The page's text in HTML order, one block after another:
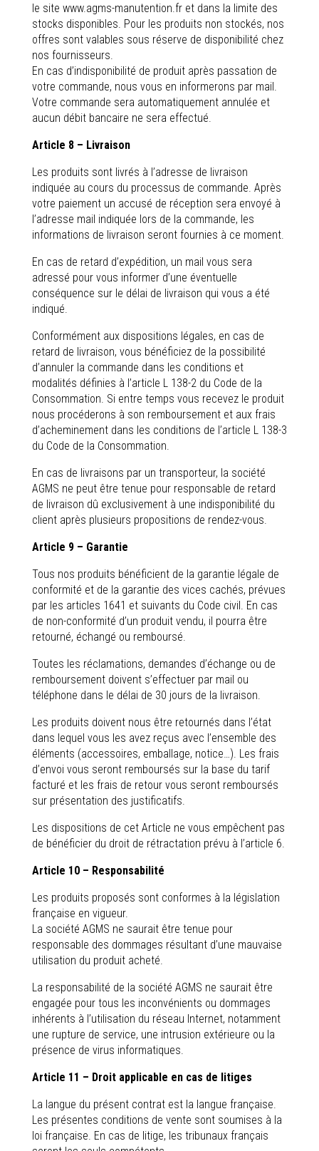
le site www.agms-manutention.fr et dans la limite des
stocks disponibles. Pour les produits non stockés, nos
offres sont valables sous réserve de disponibilité chez
nos fournisseurs.
En cas d’indisponibilité de produit après passation de
votre commande, nous vous en informerons par mail.
Votre commande sera automatiquement annulée et
aucun débit bancaire ne sera effectué.
Article 8 – Livraison
Les produits sont livrés à l’adresse de livraison
indiquée au cours du processus de commande. Après
votre paiement un accusé de réception sera envoyé à
l’adresse mail indiquée lors de la commande, les
informations de livraison seront fournies à ce moment.
En cas de retard d’expédition, un mail vous sera
adressé pour vous informer d’une éventuelle
conséquence sur le délai de livraison qui vous a été
indiqué.
Conformément aux dispositions légales, en cas de
retard de livraison, vous bénéficiez de la possibilité
d’annuler la commande dans les conditions et
modalités définies à l’article L 138-2 du Code de la
Consommation. Si entre temps vous recevez le produit
nous procéderons à son remboursement et aux frais
d’acheminement dans les conditions de l’article L 138-3
du Code de la Consommation.
En cas de livraisons par un transporteur, la société
AGMS ne peut être tenue pour responsable de retard
de livraison dû exclusivement à une indisponibilité du
client après plusieurs propositions de rendez-vous.
Article 9 – Garantie
Tous nos produits bénéficient de la garantie légale de
conformité et de la garantie des vices cachés, prévues
par les articles 1641 et suivants du Code civil. En cas
de non-conformité d’un produit vendu, il pourra être
retourné, échangé ou remboursé.
Toutes les réclamations, demandes d’échange ou de
remboursement doivent s’effectuer par mail ou
téléphone dans le délai de 30 jours de la livraison.
Les produits doivent nous être retournés dans l’état
dans lequel vous les avez reçus avec l’ensemble des
éléments (accessoires, emballage, notice…). Les frais
d’envoi vous seront remboursés sur la base du tarif
facturé et les frais de retour vous seront remboursés
sur présentation des justificatifs.
Les dispositions de cet Article ne vous empêchent pas
de bénéficier du droit de rétractation prévu à l’article 6.
Article 10 – Responsabilité
Les produits proposés sont conformes à la législation
française en vigueur.
La société AGMS ne saurait être tenue pour
responsable des dommages résultant d’une mauvaise
utilisation du produit acheté.
La responsabilité de la société AGMS ne saurait être
engagée pour tous les inconvénients ou dommages
inhérents à l’utilisation du réseau Internet, notamment
une rupture de service, une intrusion extérieure ou la
présence de virus informatiques.
Article 11 – Droit applicable en cas de litiges
La langue du présent contrat est la langue française.
Les présentes conditions de vente sont soumises à la
loi française. En cas de litige, les tribunaux français